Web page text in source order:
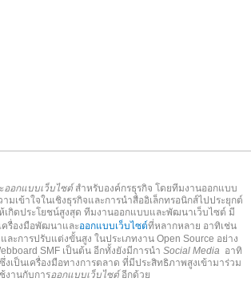
ออกแบบเว็บไซต์ สำหรับองค์กรธุรกิจ โดยทีมงานออกแบบ
เข้าใจในเชิงธุรกิจและการนำสื่ออิเล็กทรอนิกส์ไปประยุกต์
เกิดประโยชน์สูงสุด ทีมงานออกแบบและพัฒนาเว็บไซต์ มี
ครื่องมือพัฒนาและออกแบบเว็บไซต์ที่หลากหลาย อาทิเช่น
และการปรับแต่งขั้นสูง ในประเภทงาน Open Source อย่าง
SMFเป็นต้น อีกทั้งยังมีการนำ Social Media อาทิ
งเป็นเครื่องมือทางการตลาด ที่มีประสิทธิภาพสูงเข้ามาร่วม
งานกับการออกแบบเว็บไซต์อีกด้วย